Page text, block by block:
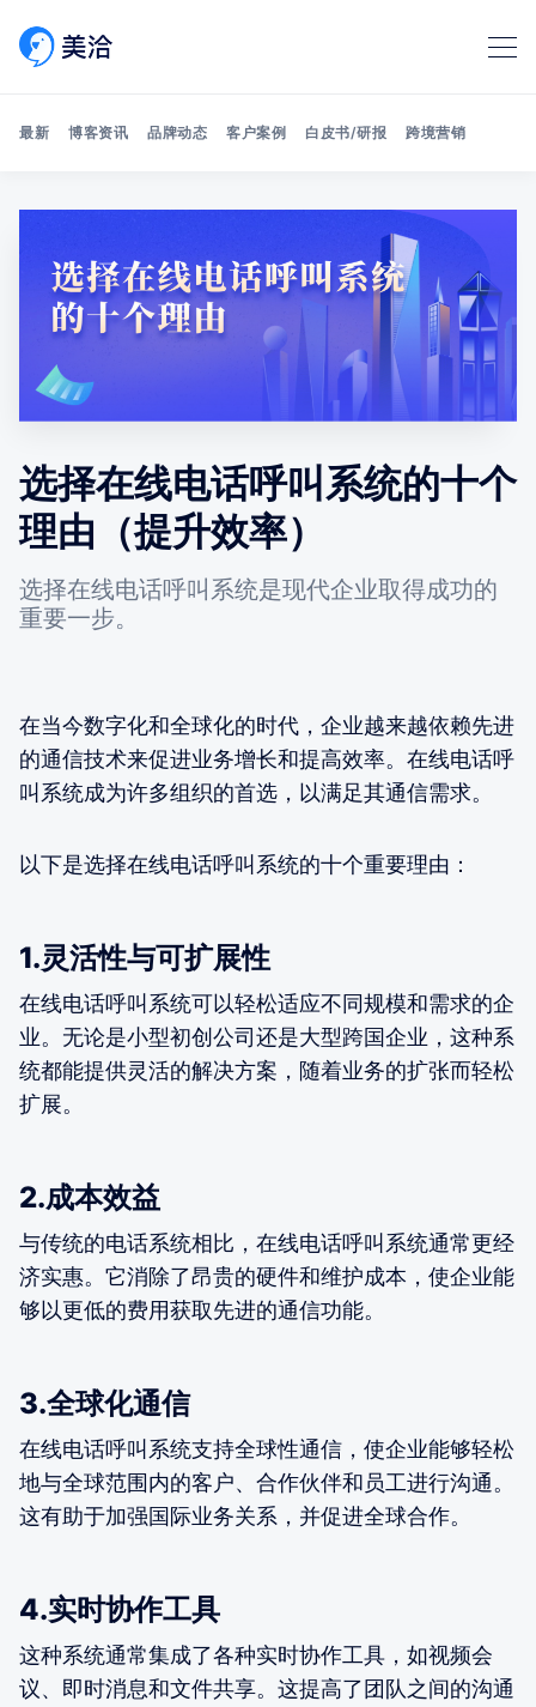
Search 美洽博客
最新 博客资讯 品牌动态 客户案例 白皮书/研报 跨境营销
选择在线电话呼叫系统的十个
理由（提升效率）
选择在线电话呼叫系统是现代企业取得成功的
重要一步。
在当今数字化和全球化的时代，企业越来越依赖先进
的通信技术来促进业务增长和提高效率。在线电话呼
叫系统成为许多组织的首选，以满足其通信需求。
以下是选择在线电话呼叫系统的十个重要理由：
1.灵活性与可扩展性
在线电话呼叫系统可以轻松适应不同规模和需求的企
业。无论是小型初创公司还是大型跨国企业，这种系
统都能提供灵活的解决方案，随着业务的扩张而轻松
扩展。
2.成本效益
与传统的电话系统相比，在线电话呼叫系统通常更经
济实惠。它消除了昂贵的硬件和维护成本，使企业能
够以更低的费用获取先进的通信功能。
3.全球化通信
在线电话呼叫系统支持全球性通信，使企业能够轻松
地与全球范围内的客户、合作伙伴和员工进行沟通。
这有助于加强国际业务关系，并促进全球合作。
4.实时协作工具
这种系统通常集成了各种实时协作工具，如视频会
议、即时消息和文件共享。这提高了团队之间的沟通